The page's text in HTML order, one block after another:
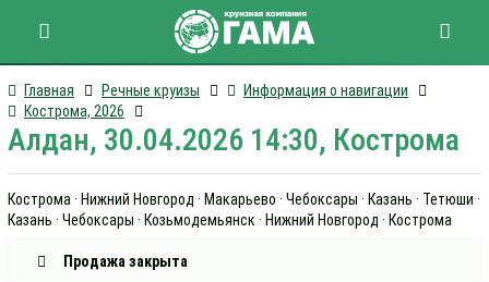
Главная Речные круизы
Информация о навигации
Кострома, 2026
Алдан, 30.04.2026 14:30, Кострома
Кострома · Нижний Новгород · Макарьево · Чебоксары · Казань · Тетюши ·
Казань · Чебоксары · Козьмодемьянск · Нижний Новгород · Кострома
Продажа закрыта